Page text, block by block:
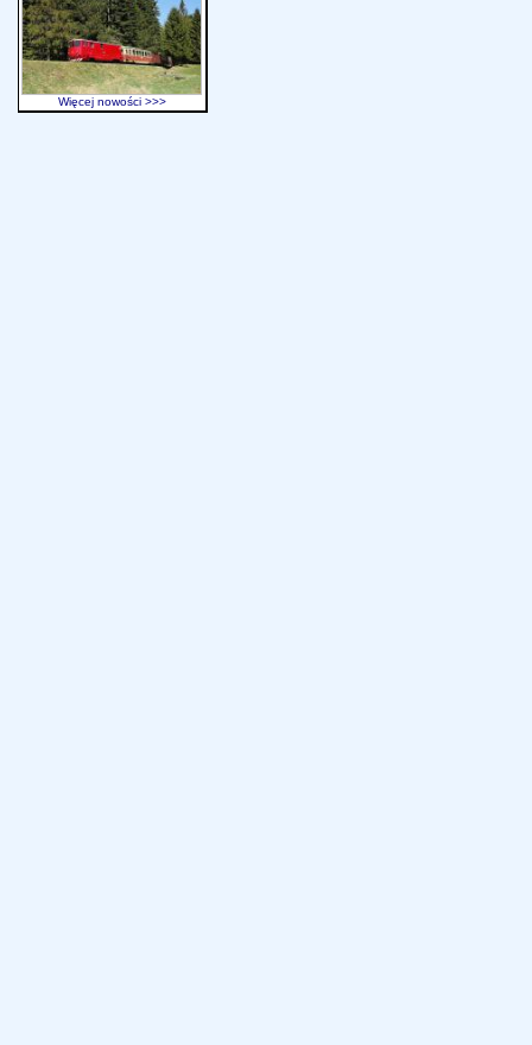
Więcej nowości >>>